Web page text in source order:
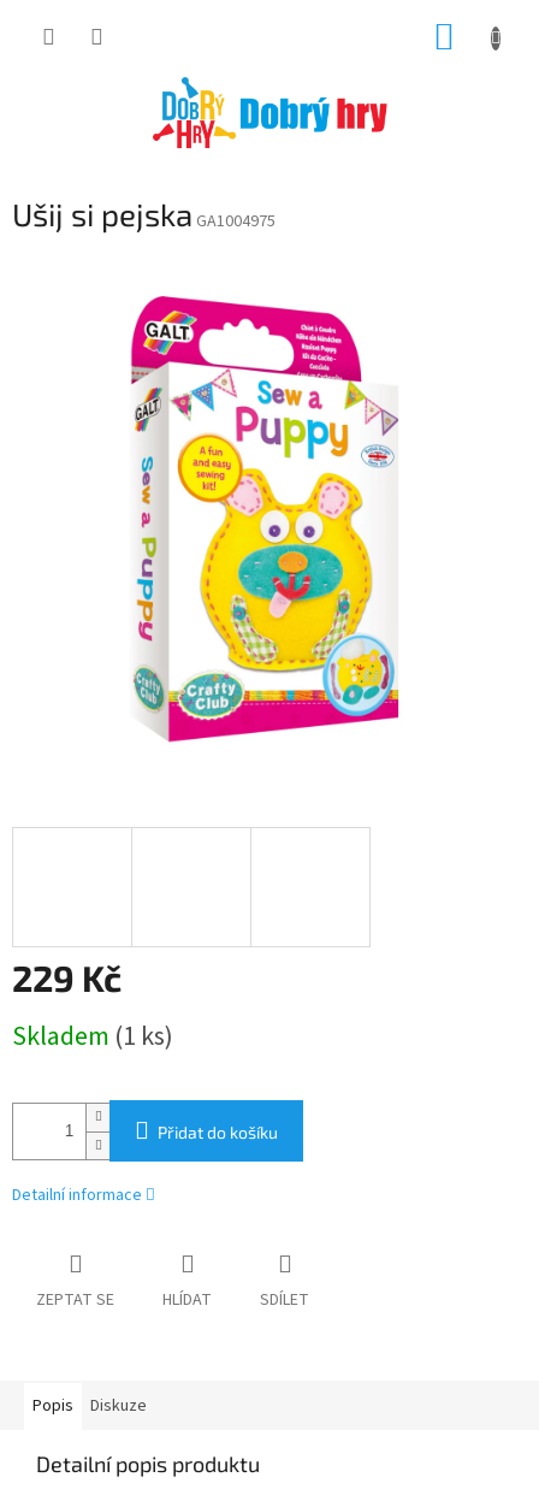
Ušij si pejska GA1004975
229 Kč
cena:
Skladem (1 ks)
Přidat do košíku
Detailní informace
ZEPTAT SE HLÍDAT SDÍLET
Popis Diskuze
Detailní popis produktu